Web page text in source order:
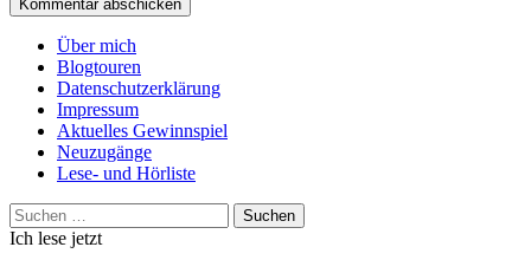
Über mich
Blogtouren
Datenschutzerklärung
Impressum
Aktuelles Gewinnspiel
Neuzugänge
Lese- und Hörliste
Suchen
nach:
Ich lese jetzt